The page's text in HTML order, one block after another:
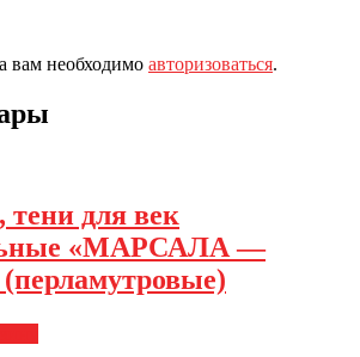
вам необходимо авторизоваться.
для век
«МАРСАЛА —